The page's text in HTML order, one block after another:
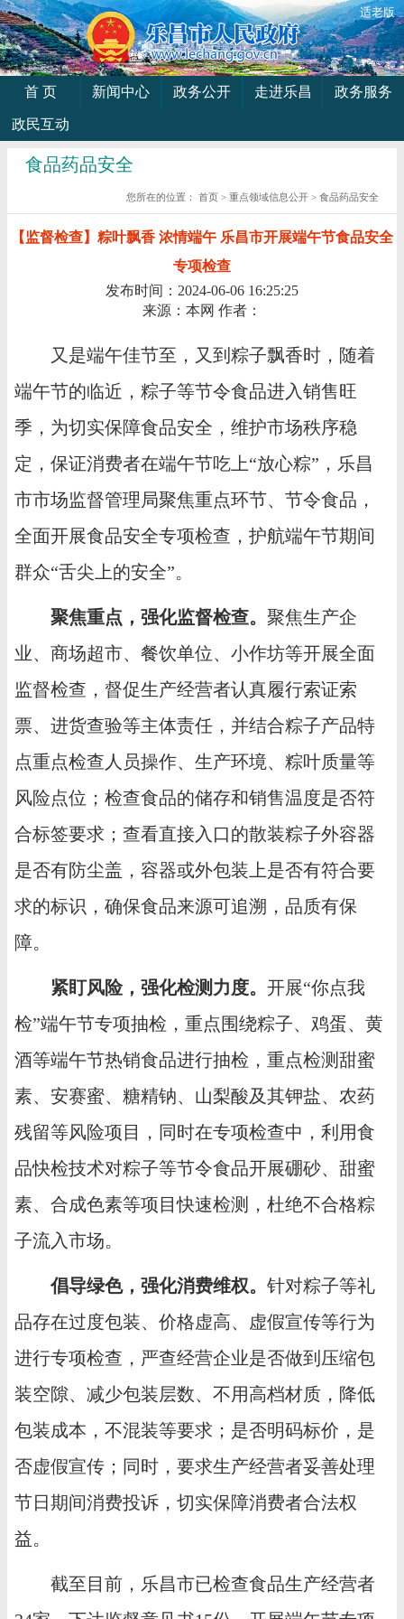
适老版
首 页 新闻中心 政务公开 走进乐昌
政务服务
政民互动
食品药品安全
您所在的位置：首页 >重点领域信息公开 >食品药品安全
【监督检查】粽叶飘香 浓情端午 乐昌市开展端午节食品安全
专项检查
发布时间：2024-06-06 16:25:25
来源：本网 作者：
又是端午佳节至，又到粽子飘香时，随着
端午节的临近，粽子等节令食品进入销售旺
季，为切实保障食品安全，维护市场秩序稳
定，保证消费者在端午节吃上“放心粽”，乐昌
市市场监督管理局聚焦重点环节、节令食品，
全面开展食品安全专项检查，护航端午节期间
群众“舌尖上的安全”。
聚焦重点，强化监督检查。聚焦生产企
业、商场超市、餐饮单位、小作坊等开展全面
监督检查，督促生产经营者认真履行索证索
票、进货查验等主体责任，并结合粽子产品特
点重点检查人员操作、生产环境、粽叶质量等
风险点位；检查食品的储存和销售温度是否符
合标签要求；查看直接入口的散装粽子外容器
是否有防尘盖，容器或外包装上是否有符合要
求的标识，确保食品来源可追溯，品质有保
障。
紧盯风险，强化检测力度。开展“你点我
检”端午节专项抽检，重点围绕粽子、鸡蛋、黄
酒等端午节热销食品进行抽检，重点检测甜蜜
素、安赛蜜、糖精钠、山梨酸及其钾盐、农药
残留等风险项目，同时在专项检查中，利用食
品快检技术对粽子等节令食品开展硼砂、甜蜜
素、合成色素等项目快速检测，杜绝不合格粽
子流入市场。
倡导绿色，强化消费维权。针对粽子等礼
品存在过度包装、价格虚高、虚假宣传等行为
进行专项检查，严查经营企业是否做到压缩包
装空隙、减少包装层数、不用高档材质，降低
包装成本，不混装等要求；是否明码标价，是
否虚假宣传；同时，要求生产经营者妥善处理
节日期间消费投诉，切实保障消费者合法权
益。
截至目前，乐昌市已检查食品生产经营者